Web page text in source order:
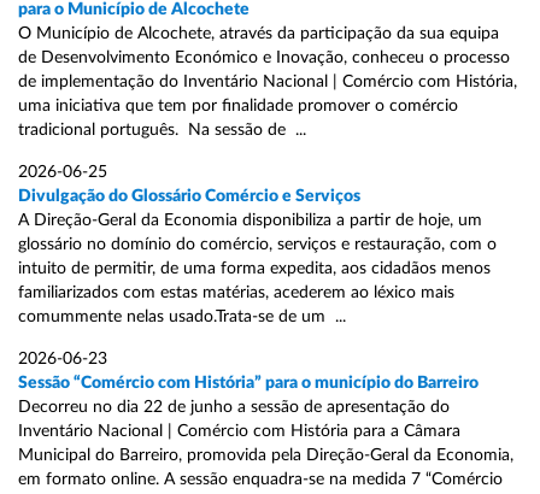
para o Município de Alcochete
O Município de Alcochete, através da participação da sua equipa
de Desenvolvimento Económico e Inovação, conheceu o processo
de implementação do Inventário Nacional | Comércio com História,
uma iniciativa que tem por finalidade promover o comércio
tradicional português. Na sessão de ...
2026-06-25
Divulgação do Glossário Comércio e Serviços
A Direção-Geral da Economia disponibiliza a partir de hoje, um
glossário no domínio do comércio, serviços e restauração, com o
intuito de permitir, de uma forma expedita, aos cidadãos menos
familiarizados com estas matérias, acederem ao léxico mais
comummente nelas usado.Trata-se de um ...
2026-06-23
Sessão “Comércio com História” para o município do Barreiro
Decorreu no dia 22 de junho a sessão de apresentação do
Inventário Nacional | Comércio com História para a Câmara
Municipal do Barreiro, promovida pela Direção-Geral da Economia,
em formato online. A sessão enquadra-se na medida 7 “Comércio